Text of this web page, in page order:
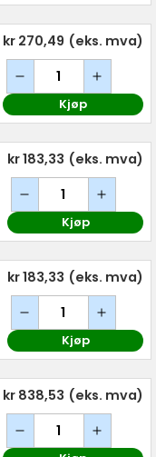
kr 270,49 (eks. mva)
Kjøp
kr 183,33 (eks. mva)
Kjøp
kr 183,33 (eks. mva)
Kjøp
kr 838,53 (eks. mva)